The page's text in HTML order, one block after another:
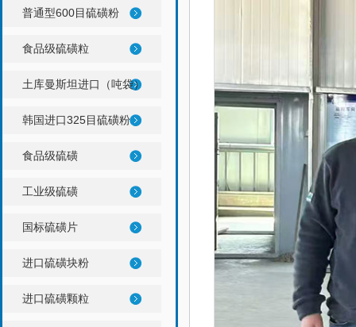
普通型600目硫磺粉
食品级硫磺粒
土库曼斯坦进口（吨袋）
韩国进口325目硫磺粉
食品级硫磺
工业级硫磺
国标硫磺片
进口硫磺块粉
进口硫磺颗粒